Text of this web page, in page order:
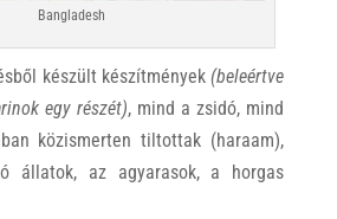
Bangladesh
készült készítmények (beleértve
egy részét), mind a zsidó, mind
közismerten tiltottak (haraam),
állatok, az agyarasok, a horgas